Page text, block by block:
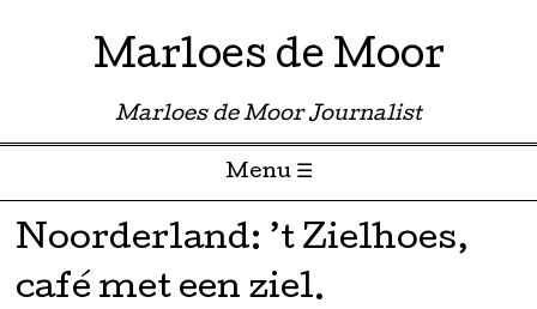
Marloes de Moor
Marloes de Moor Journalist
Menu ☰
Skip to content
Noorderland: ’t Zielhoes,
café met een ziel.